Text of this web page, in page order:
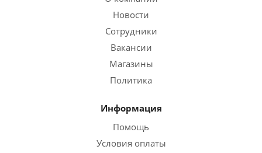
Новости
Сотрудники
Вакансии
Магазины
Политика
Информация
Помощь
Условия оплаты